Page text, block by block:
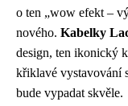
o ten „wow efekt –
nového. Kabelky
design, ten ikonický
křiklavé vystavování
bude vypadat skvěle.